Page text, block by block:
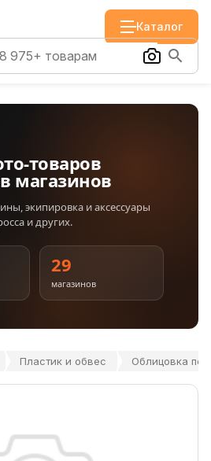
Каталог
товаров
магазинов
экипировка и аксессуары
и других.
29
магазинов
Пластик и обвес Облицовка